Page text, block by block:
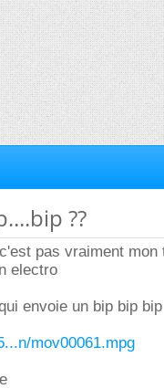
??
pas vraiment
electro
envoie un bip bip bip
mov00061.mpg